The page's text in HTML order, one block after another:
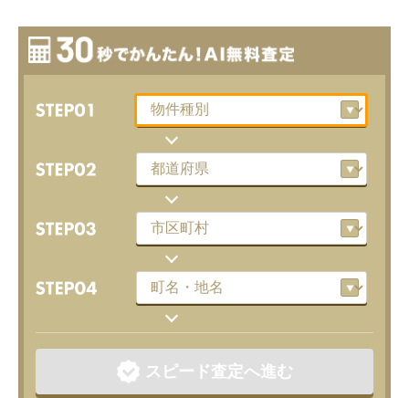
スピード査定へ進む